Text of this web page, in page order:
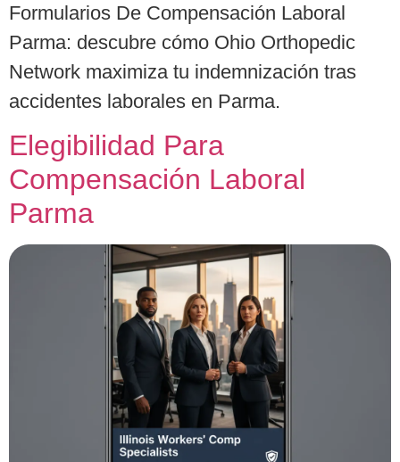
Formularios De Compensación Laboral
Parma: descubre cómo Ohio Orthopedic
Network maximiza tu indemnización tras
accidentes laborales en Parma.
Elegibilidad Para
Compensación Laboral
Parma